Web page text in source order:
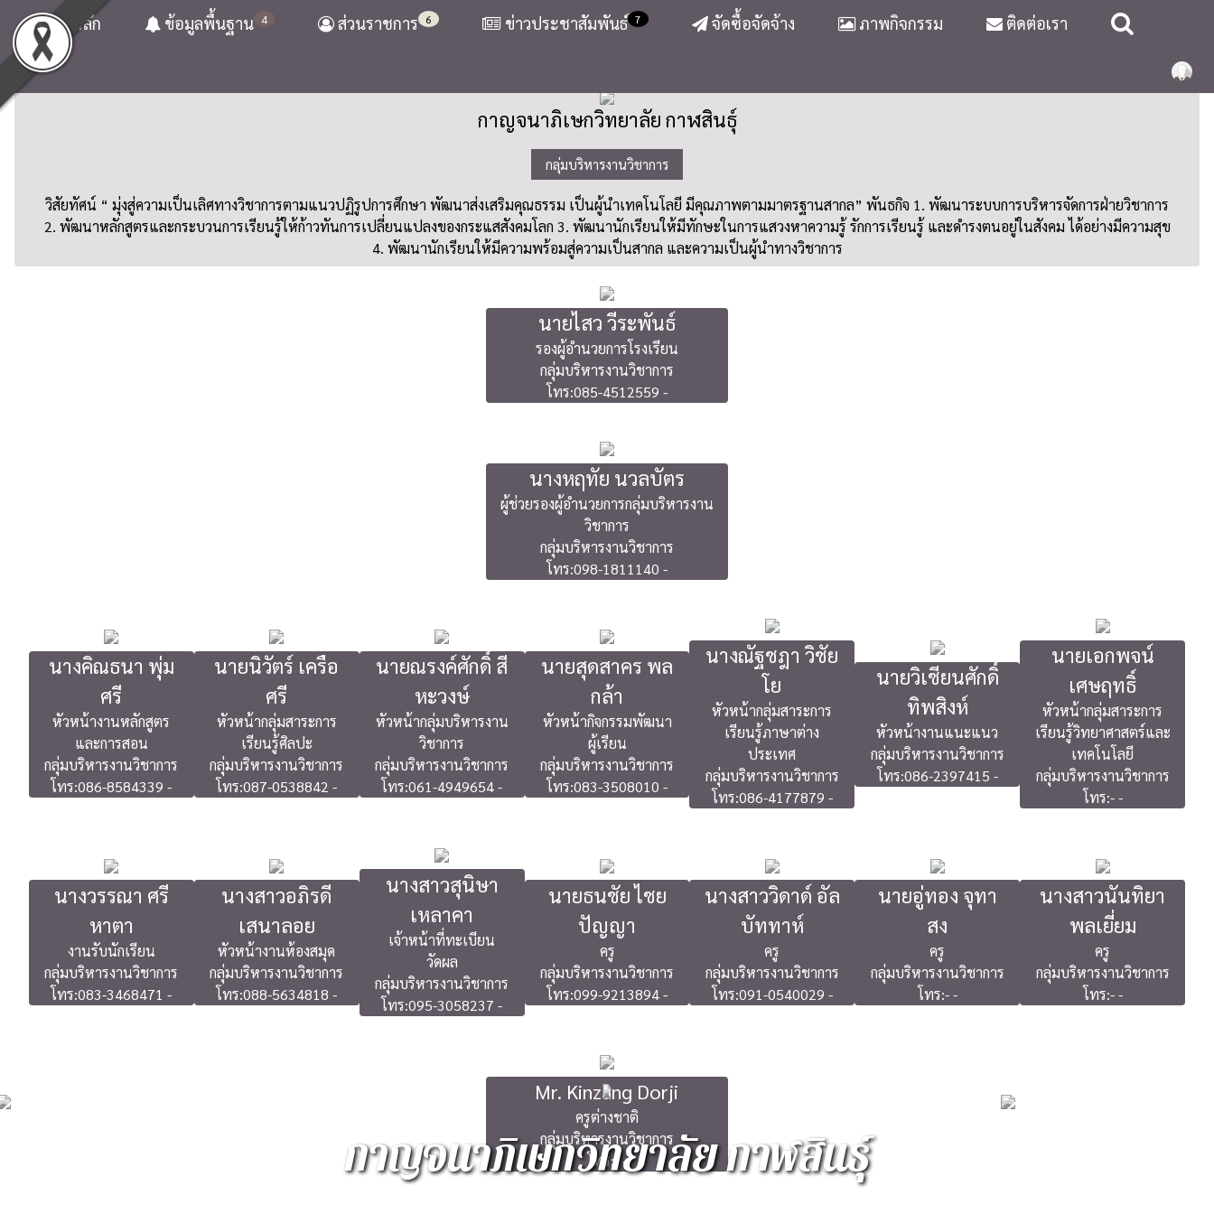
หน้าหลัก 4
ข้อมูลพื้นฐาน 6
ส่วนราชการ 7
ข่าวประชาสัมพันธ์ จัดซื้อจัดจ้าง ภาพกิจกรรม ติดต่อเรา
กาญจนาภิเษกวิทยาลัย กาฬสินธุ์
กลุ่มบริหารงานวิชาการ
วิสัยทัศน์ “ มุ่งสู่ความเป็นเลิศทางวิชาการตามแนวปฏิรูปการศึกษา พัฒนาส่งเสริมคุณธรรม เป็นผู้นำเทคโนโลยี มีคุณภาพตามมาตรฐานสากล” พันธกิจ 1. พัฒนาระบบการบริหารจัดการฝ่ายวิชาการ
2. พัฒนาหลักสูตรและกระบวนการเรียนรู้ให้ก้าวทันการเปลี่ยนแปลงของกระแสสังคมโลก 3. พัฒนานักเรียนให้มีทักษะในการแสวงหาความรู้ รักการเรียนรู้ และดำรงตนอยู่ในสังคม ได้อย่างมีความสุข
4. พัฒนานักเรียนให้มีความพร้อมสู่ความเป็นสากล และความเป็นผู้นำทางวิชาการ
นายไสว วีระพันธ์
รองผู้อำนวยการโรงเรียน
กลุ่มบริหารงานวิชาการ
โทร:085-4512559 -
นางหฤทัย นวลบัตร
ผู้ช่วยรองผู้อำนวยการกลุ่มบริหารงาน
วิชาการ
กลุ่มบริหารงานวิชาการ
โทร:098-1811140 -
นางคิณธนา พุ่ม
ศรี
หัวหน้างานหลักสูตร
และการสอน
กลุ่มบริหารงานวิชาการ
โทร:086-8584339 -
นายนิวัตร์ เครือ
ศรี
หัวหน้ากลุ่มสาระการ
เรียนรู้ศิลปะ
กลุ่มบริหารงานวิชาการ
โทร:087-0538842 -
นายณรงค์ศักดิ์ สี
หะวงษ์
หัวหน้ากลุ่มบริหารงาน
วิชาการ
กลุ่มบริหารงานวิชาการ
โทร:061-4949654 -
นายสุดสาคร พล
กล้า
หัวหน้ากิจกรรมพัฒนา
ผู้เรียน
กลุ่มบริหารงานวิชาการ
โทร:083-3508010 -
นางณัฐชฎา วิชัย
โย
หัวหน้ากลุ่มสาระการ
เรียนรู้ภาษาต่าง
ประเทศ
กลุ่มบริหารงานวิชาการ
โทร:086-4177879 -
นายวิเชียนศักดิ์
ทิพสิงห์
หัวหน้างานแนะแนว
กลุ่มบริหารงานวิชาการ
โทร:086-2397415 -
นายเอกพจน์
เศษฤทธิ์
หัวหน้ากลุ่มสาระการ
เรียนรู้วิทยาศาสตร์และ
เทคโนโลยี
กลุ่มบริหารงานวิชาการ
โทร:- -
นางวรรณา ศรี
หาตา
งานรับนักเรียน
กลุ่มบริหารงานวิชาการ
โทร:083-3468471 -
นางสาวอภิรดี
เสนาลอย
หัวหน้างานห้องสมุด
กลุ่มบริหารงานวิชาการ
โทร:088-5634818 -
นางสาวสุนิษา
เหลาคา
เจ้าหน้าที่ทะเบียน
วัดผล
กลุ่มบริหารงานวิชาการ
โทร:095-3058237 -
นายธนชัย ไชย
ปัญญา
ครู
กลุ่มบริหารงานวิชาการ
โทร:099-9213894 -
นางสาววิดาด์ อัล
บัททาห์
ครู
กลุ่มบริหารงานวิชาการ
โทร:091-0540029 -
นายอู่ทอง จุทา
สง
ครู
กลุ่มบริหารงานวิชาการ
โทร:- -
นางสาวนันทิยา
พลเยี่ยม
ครู
กลุ่มบริหารงานวิชาการ
โทร:- -
Mr. Kinzang Dorji
ครูต่างชาติ
กลุ่มบริหารงานวิชาการ
โทร:- -
กาญจนาภิเษกวิทยาลัย กาฬสินธุ์